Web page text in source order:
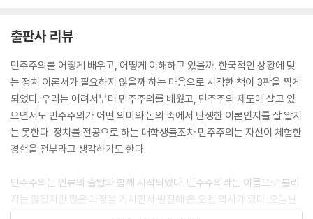
제9장 정치권력 318
제1절 권력의 정의 318
제2절 엘리트 이론 333
제3절 정치권력과 엘리트의 위상 344
제10장 정치경제 346
제2절 정치경제학의 기본 분석틀 357
제3절 정치경제학의 전개 363
제4절 정치경제학의 주요 쟁점 371
출판사 리뷰
민주주의를 어떻게 배우고, 어떻게 이해하고 있을까. 한국적인 상황에 맞
는 정치 이론서가 필요하지 않을까 하는 마음으로 시작한 책이 3판을 찍게
되었다. 우리는 어려서부터 민주주의를 배웠고, 민주주의 제도에 살고 있
으면서도 민주주의가 어떤 의미와 논의 속에서 탄생한 이론인지를 잘 알지
는 못한다. 정치를 전공으로 하는 대학생들조차 민주주의는 자신이 체험한
경험을 전부라고 생각하기도 한다.
민주주의는 인류의 출발과 함께 시작되었다. 민주주의라는 이름으로 불리
지는 않았지만 많은 과정을 거치면서 발전해 온 오랜 역사가 있다. 오늘날
민주주의 제도는 인류의 합리적인 의사결정 과정이 녹아 있는 결정체라고